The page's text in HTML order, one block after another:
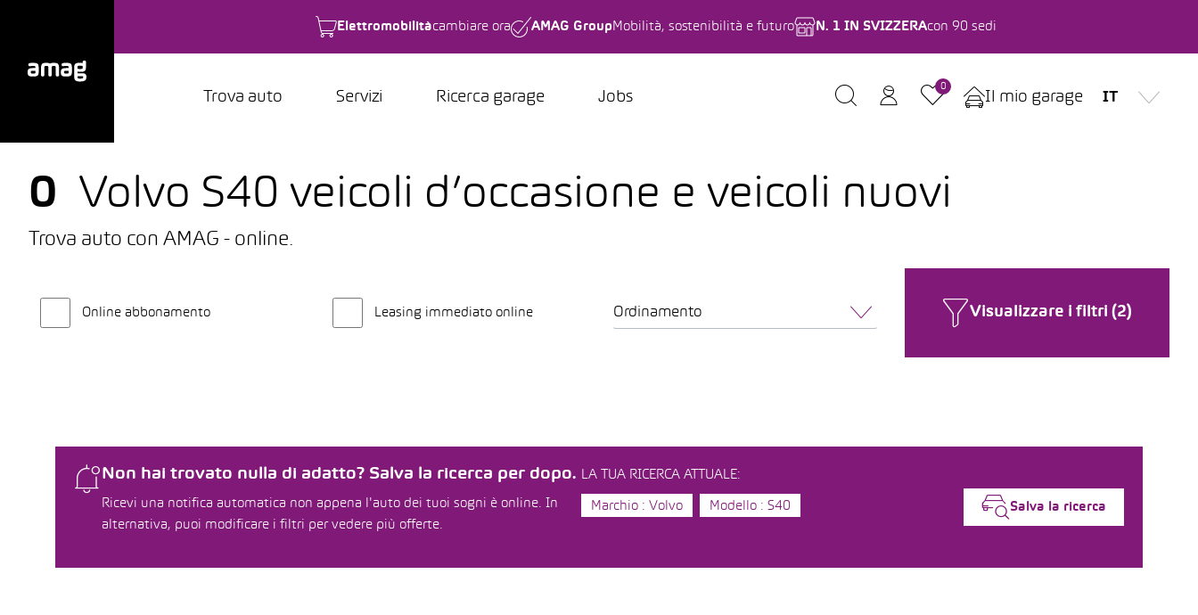
Elettromobilitàcambiare ora AMAG Group Mobilità, sostenibilità e futuro N. 1 IN SVIZZERAcon 90 sedi
Trova auto Servizi Ricerca garage Jobs
0
Il mio garage IT
0 Volvo S40 veicoli d’occasione e veicoli nuovi
Trova auto con AMAG - online.
Online abbonamento Leasing immediato online Ordinamento Visualizzare i filtri (2)
Non hai trovato nulla di adatto? Salva la ricerca per dopo.
Ricevi una notifica automatica non appena l'auto dei tuoi sogni è online. In
alternativa, puoi modificare i filtri per vedere più offerte.
LA TUA RICERCA ATTUALE:
Marchio : Volvo Modello : S40 Salva la ricerca